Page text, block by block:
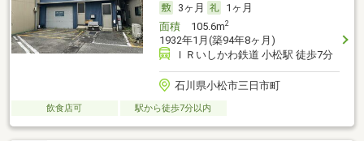
3ヶ月
1ヶ月
面積105.6m2
1932年1月(築94年8ヶ月)
ＩＲいしかわ鉄道 小松駅 徒歩7分
石川県小松市三日市町
飲食店可 駅から徒歩7分以内